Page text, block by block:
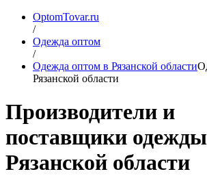
OptomTovar.ru
/
Одежда оптом
/
Одежда оптом в Рязанской области
Рязанской области
Производители и
поставщики
Рязанской области